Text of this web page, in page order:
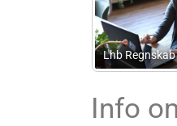
Info